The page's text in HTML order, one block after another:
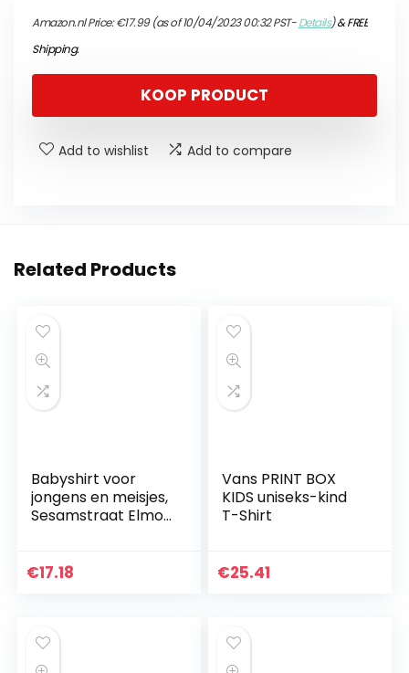
Amazon.nl Price:€17.99(as of 10/04/2023 00:32 PST-Details)&FREE
Shipping.
KOOP PRODUCT
Add to wishlist Add to compare
Related Products
Babyshirt voor
jongens en meisjes,
Sesamstraat Elmo
€17.18
Vans PRINT BOX
KIDS uniseks-kind
T-Shirt
€25.41